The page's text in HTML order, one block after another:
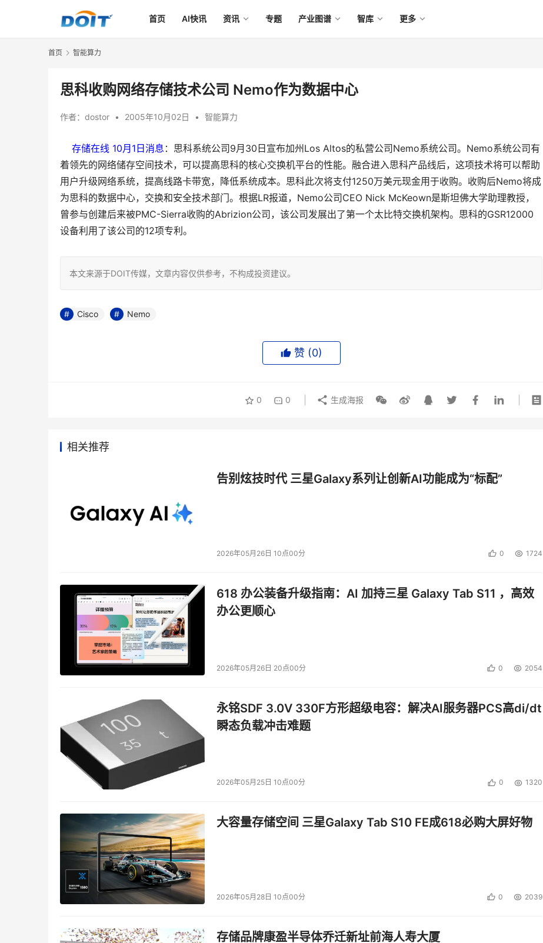
首页 AI快讯 资讯 专题 产业图谱 智库 更多
首页 智能算力
思科收购网络存储技术公司 Nemo作为数据中心
作者： dostor • 2005年10月02日 • 智能算力
存储在线 10月1日消息 ：思科系统公司9月30日宣布加州Los Altos的私营公司Nemo系统公司。Nemo系统公司有
着领先的网络储存空间技术，可以提高思科的核心交换机平台的性能。融合进入思科产品线后，这项技术将可以帮助
用户升级网络系统，提高线路卡带宽，降低系统成本。思科此次将支付1250万美元现金用于收购。收购后Nemo将成
为思科的数据中心，交换和安全技术部门。根据LR报道，Nemo公司CEO Nick McKeown是斯坦佛大学助理教授，
曾参与创建后来被PMC-Sierra收购的Abrizion公司，该公司发展出了第一个太比特交换机架构。思科的GSR12000
设备利用了该公司的12项专利。
本文来源于DOIT传媒，文章内容仅供参考，不构成投资建议。
Cisco Nemo
赞 (0)
0 0 生成海报
相关推荐
告别炫技时代 三星Galaxy系列让创新AI功能成为“标配”
2026年05月26日 10点00分 0 1724
618 办公装备升级指南：AI 加持三星 Galaxy Tab S11 ，高效
办公更顺心
2026年05月26日 20点00分 0 2054
永铭SDF 3.0V 330F方形超级电容：解决AI服务器PCS高di/dt
瞬态负载冲击难题
2026年05月25日 10点00分 0 1320
大容量存储空间 三星Galaxy Tab S10 FE成618必购大屏好物
2026年05月28日 10点00分 0 2039
存储品牌康盈半导体乔迁新址前海人寿大厦